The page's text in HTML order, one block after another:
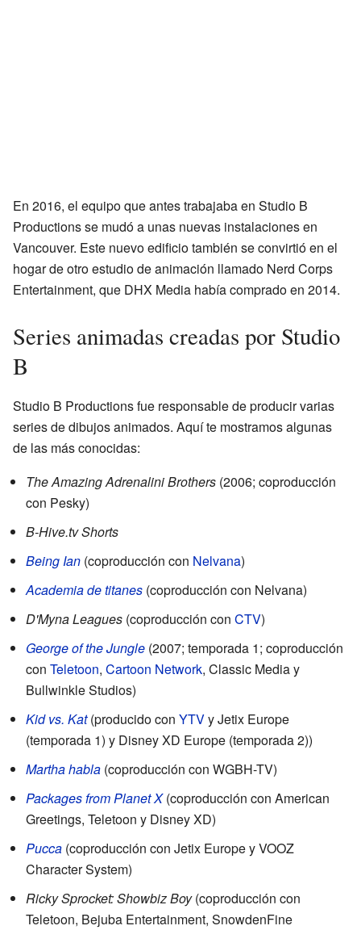
En 2016, el equipo que antes trabajaba en Studio B
Productions se mudó a unas nuevas instalaciones en
Vancouver. Este nuevo edificio también se convirtió en el
hogar de otro estudio de animación llamado Nerd Corps
Entertainment, que DHX Media había comprado en 2014.
Series animadas creadas por Studio
B
Studio B Productions fue responsable de producir varias
series de dibujos animados. Aquí te mostramos algunas
de las más conocidas:
The Amazing Adrenalini Brothers (2006; coproducción
con Pesky)
B-Hive.tv Shorts
Being Ian (coproducción con Nelvana)
Academia de titanes (coproducción con Nelvana)
D'Myna Leagues (coproducción con CTV)
George of the Jungle (2007; temporada 1; coproducción
con Teletoon, Cartoon Network, Classic Media y
Bullwinkle Studios)
Kid vs. Kat(producido con YTVy Jetix Europe
(temporada 1) y Disney XD Europe (temporada 2))
Martha habla (coproducción con WGBH-TV)
Packages from Planet X(coproducción con American
Greetings, Teletoon y Disney XD)
Pucca (coproducción con Jetix Europe y VOOZ
Character System)
Ricky Sprocket: Showbiz Boy(coproducción con
Teletoon, Bejuba Entertainment, SnowdenFine